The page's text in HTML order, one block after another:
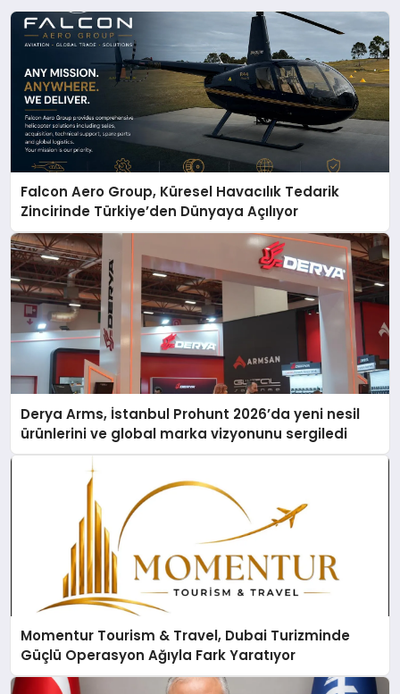
Falcon Aero Group, Küresel Havacılık Tedarik
Zincirinde Türkiye’den Dünyaya Açılıyor
Derya Arms, İstanbul Prohunt 2026’da yeni nesil
ürünlerini ve global marka vizyonunu sergiledi
Momentur Tourism & Travel, Dubai Turizminde
Güçlü Operasyon Ağıyla Fark Yaratıyor